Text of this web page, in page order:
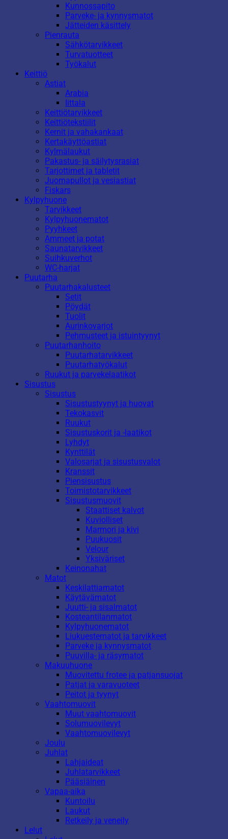
Kunnossapito
Parveke- ja kynnysmatot
Jätteiden käsittely
Pienrauta
Sähkötarvikkeet
Turvatuotteet
Työkalut
Keittiö
Astiat
Arabia
Iittala
Keittiötarvikkeet
Keittiötekstiilit
Kernit ja vahakankaat
Kertakäyttöastiat
Kylmälaukut
Pakastus- ja säilytysrasiat
Tarjottimet ja tabletit
Juomapullot ja vesiastiat
Fiskars
Kylpyhuone
Tarvikkeet
Kylpyhuonematot
Pyyhkeet
Ammeet ja potat
Saunatarvikkeet
Suihkuverhot
WC-harjat
Puutarha
Puutarhakalusteet
Setit
Pöydät
Tuolit
Aurinkovarjot
Pehmusteet ja istuintyynyt
Puutarhanhoito
Puutarhatarvikkeet
Puutarhatyökalut
Ruukut ja parvekelaatikot
Sisustus
Sisustus
Sisustustyynyt ja huovat
Tekokasvit
Ruukut
Sisustuskorit ja -laatikot
Lyhdyt
Kynttilät
Valosarjat ja sisustusvalot
Kranssit
Piensisustus
Toimistotarvikkeet
Sisustusmuovit
Staattiset kalvot
Kuviolliset
Marmori ja kivi
Puukuosit
Velour
Yksiväriset
Keinonahat
Matot
Keskilattiamatot
Käytävämatot
Juutti- ja sisalmatot
Kosteantilanmatot
Kylpyhuonematot
Liukuestematot ja tarvikkeet
Parveke ja kynnysmatot
Puuvilla- ja räsymatot
Makuuhuone
Muovitettu frotee ja patjansuojat
Patjat ja varavuoteet
Peitot ja tyynyt
Vaahtomuovit
Muut vaahtomuovit
Solumuovilevyt
Vaahtomuovilevyt
Joulu
Juhlat
Lahjaideat
Juhlatarvikkeet
Pääsiäinen
Vapaa-aika
Kuntoilu
Laukut
Retkeily ja veneily
Lelut